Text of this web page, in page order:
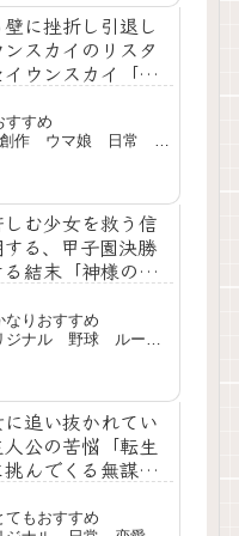
に挫折し引退し
スカイのリスタ
ウンスカイ「あ
すすめ
創作 ウマ娘 日常 短
む少女を救う信
る、甲子園決勝
結末「神様のコ
なりおすすめ
ジナル 野球 ルー
追い抜かれてい
人公の苦悩「転生
んでくる無謀で
てもおすすめ